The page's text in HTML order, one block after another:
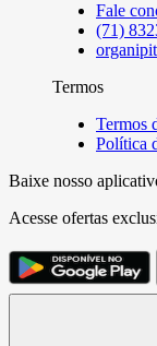
Fale
(71)
Termos
Termos
Política
Baixe nosso
Acesse ofertas